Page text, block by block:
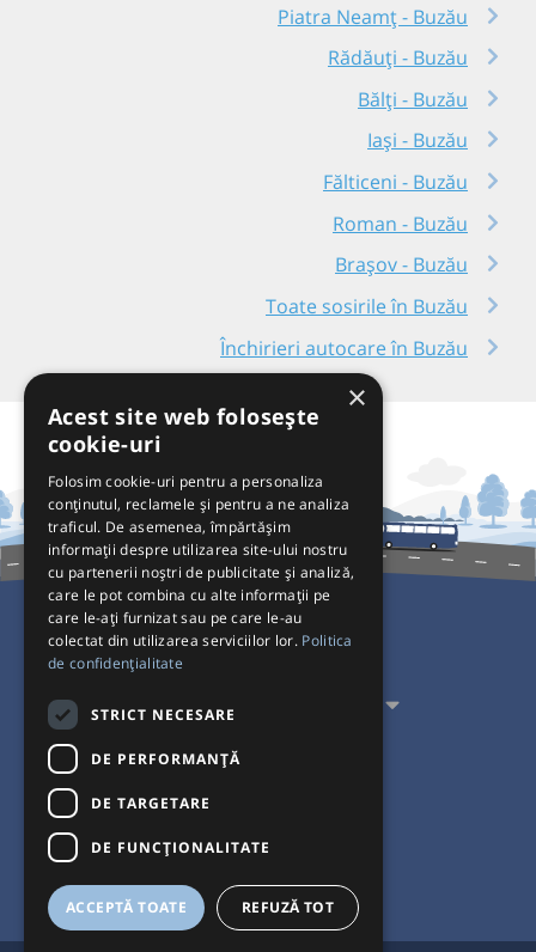
Piatra Neamț - Buzău
Rădăuți - Buzău
Bălți - Buzău
Iași - Buzău
Fălticeni - Buzău
Roman - Buzău
Brașov - Buzău
Toate sosirile în Buzău
Închirieri autocare în Buzău
Pentru Călători
Pentru Transportatori
Interacționăm
Acceptăm plăți cu
×
Acest site web folosește
cookie-uri
Folosim cookie-uri pentru a personaliza
conținutul, reclamele și pentru a ne analiza
traficul. De asemenea, împărtășim
informații despre utilizarea site-ului nostru
cu partenerii noștri de publicitate și analiză,
care le pot combina cu alte informații pe
care le-ați furnizat sau pe care le-au
colectat din utilizarea serviciilor lor. Politica
de confidențialitate
STRICT NECESARE
DE PERFORMANȚĂ
DE TARGETARE
DE FUNCŢIONALITATE
ACCEPTĂ TOATE REFUZĂ TOT